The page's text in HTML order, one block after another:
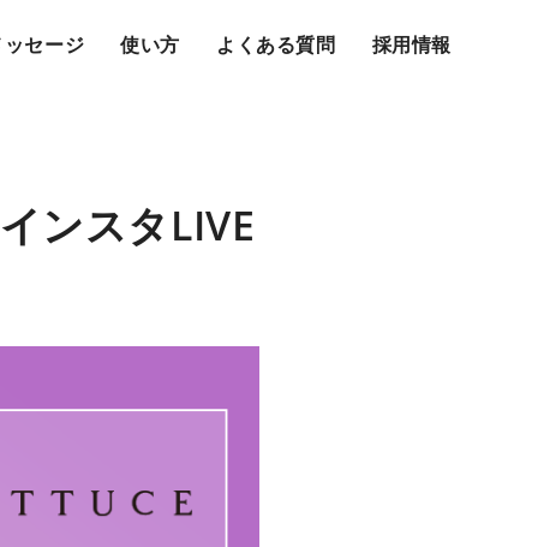
ッセージ 使い方 よくある質問 採用情報
ンスタLIVE